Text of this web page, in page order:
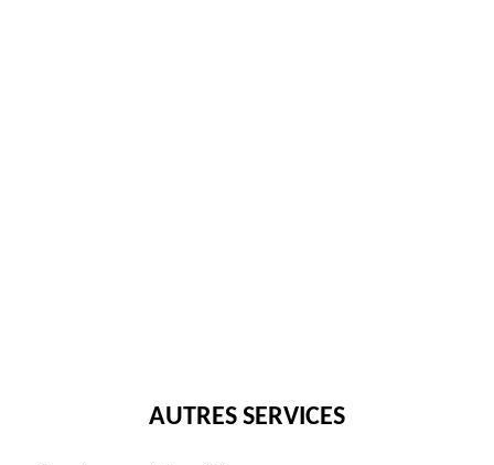
AUTRES SERVICES